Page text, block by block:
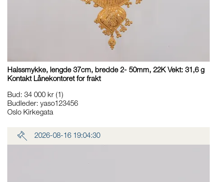
Halssmykke, lengde 37cm, bredde 2- 50mm, 22K Vekt: 31,6 g
Kontakt Lånekontoret for frakt
Bud: 34 000 kr (1)
Budleder: yaso123456
Oslo Kirkegata
2026-08-16 19:04:30